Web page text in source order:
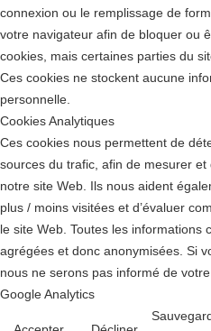
connexion ou le remplissage de
votre navigateur afin de bloquer ou
cookies, mais certaines parties du
Ces cookies ne stockent aucune
personnelle.
Cookies Analytiques
Ces cookies nous permettent de
sources du trafic, afin de mesurer et
notre site Web. Ils nous aident
plus / moins visitées et d’évaluer
le site Web. Toutes les informations
agrégées et donc anonymisées. Si
nous ne serons pas informé de
Google Analytics